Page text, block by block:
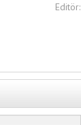
Editör: